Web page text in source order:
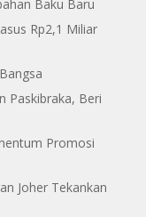
Baku Baru
Rp2,1 Miliar
Paskibraka, Beri
Promosi
Joher Tekankan